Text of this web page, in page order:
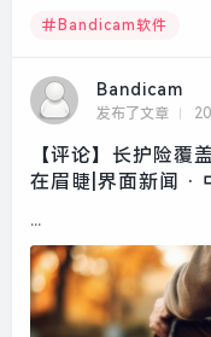
Bandicam软件
Bandicam
发布了文章
【评论】长护险覆
在眉睫|界面新闻 ·
...